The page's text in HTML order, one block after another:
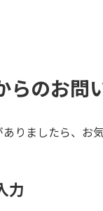
らのお問
りましたら、お
力